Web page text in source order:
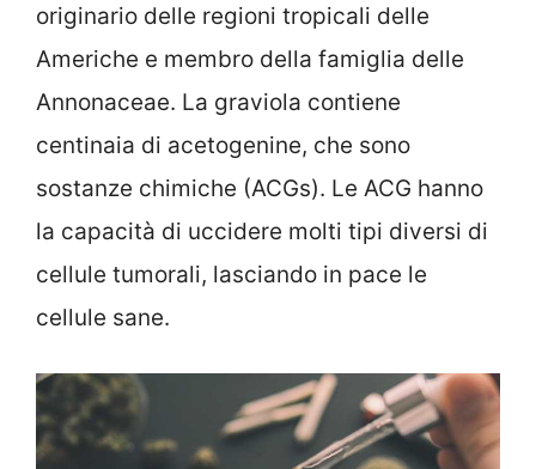
originario delle regioni tropicali delle
Americhe e membro della famiglia delle
Annonaceae. La graviola contiene
centinaia di acetogenine, che sono
sostanze chimiche (ACGs). Le ACG hanno
la capacità di uccidere molti tipi diversi di
cellule tumorali, lasciando in pace le
cellule sane.